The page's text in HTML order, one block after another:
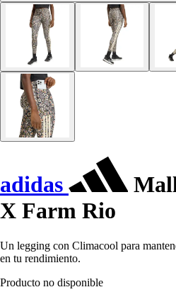
adidas
X Farm Rio
Un legging con Climacool para
en tu rendimiento.
Producto no disponible